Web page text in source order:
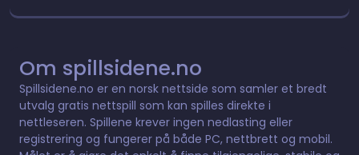
Om spillsidene.no
Spillsidene.no er en norsk nettside som samler et bredt
utvalg gratis nettspill som kan spilles direkte i
nettleseren. Spillene krever ingen nedlasting eller
registrering og fungerer på både PC, nettbrett og mobil.